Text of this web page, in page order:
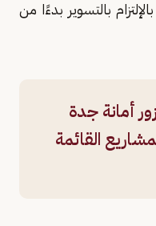
بالتسوير بدءًا من
أمانة جدة
القائمة